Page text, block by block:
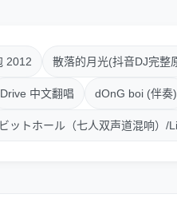
2012 散落的月光(抖音DJ完整
Drive 中文翻唱 dOnG boi (伴奏)
ットホール（七人双声道混响）/